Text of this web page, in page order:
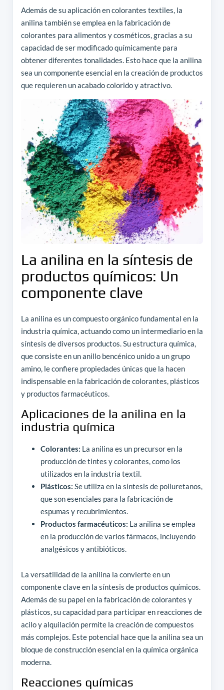
Además de su aplicación en colorantes textiles, la
anilina también se emplea en la fabricación de
colorantes para alimentos y cosméticos, gracias a su
capacidad de ser modificado químicamente para
obtener diferentes tonalidades. Esto hace que la anilina
sea un componente esencial en la creación de productos
que requieren un acabado colorido y atractivo.
La anilina en la síntesis de
productos químicos: Un
componente clave
La anilina es un compuesto orgánico fundamental en la
industria química, actuando como un intermediario en la
síntesis de diversos productos. Su estructura química,
que consiste en un anillo bencénico unido a un grupo
amino, le confiere propiedades únicas que la hacen
indispensable en la fabricación de colorantes, plásticos
y productos farmacéuticos.
Aplicaciones de la anilina en la
industria química
Colorantes: La anilina es un precursor en la
producción de tintes y colorantes, como los
utilizados en la industria textil.
Plásticos: Se utiliza en la síntesis de poliuretanos,
que son esenciales para la fabricación de
espumas y recubrimientos.
Productos farmacéuticos: La anilina se emplea
en la producción de varios fármacos, incluyendo
analgésicos y antibióticos.
La versatilidad de la anilina la convierte en un
componente clave en la síntesis de productos químicos.
Además de su papel en la fabricación de colorantes y
plásticos, su capacidad para participar en reacciones de
acilo y alquilación permite la creación de compuestos
más complejos. Este potencial hace que la anilina sea un
bloque de construcción esencial en la química orgánica
moderna.
Reacciones químicas